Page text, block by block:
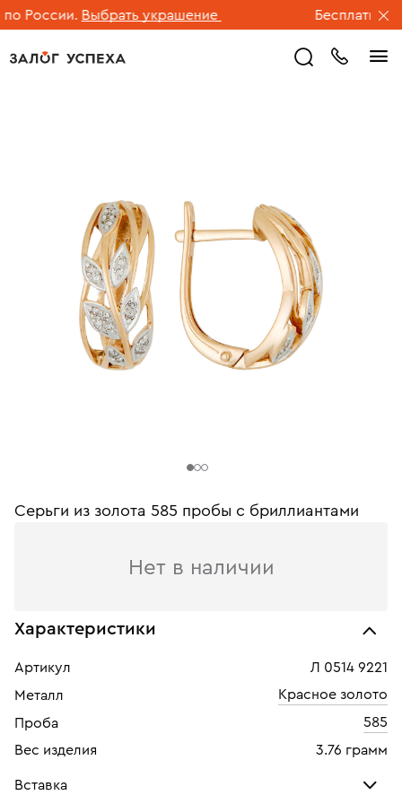
России. Выбрать украшение Бесплатная
Серьги из золота 585 пробы с бриллиантами
Нет в наличии
Характеристики
Артикул
Л 0514 9221
Металл
Красное золото
Проба
585
Вес изделия
3.76 грамм
Вставка